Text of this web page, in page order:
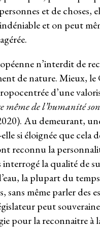
et de choses,
et on peut
n’interdit de
de nature. Mieux, le
d’une
même de l’humanité
Au demeurant,
si éloignée que cela
reconnu la
la qualité de
la plupart du
sans même parler des
peut
pour la reconnaitre à